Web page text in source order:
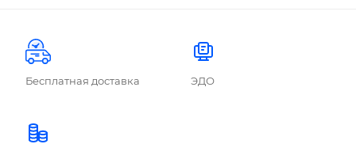
Бесплатная доставка ЭДО